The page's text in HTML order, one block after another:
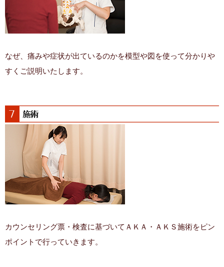
なぜ、痛みや症状が出ているのかを模型や図を使って分かりや
すくご説明いたします。
カウンセリング票・検査に基づいてＡＫＡ・ＡＫＳ施術をピン
ポイントで行っていきます。